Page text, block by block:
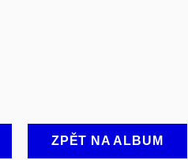
ZPĚT NA ALBUM